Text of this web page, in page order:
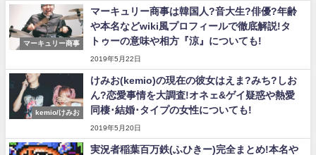
マーキュリー商事
マーキュリー商事は韓国人?音大生?俳優?年齢
や本名などwiki風プロフィールで徹底解説!タ
トゥーの意味や相方『涼』についても!
2019年5月22日
kemio/けみお
けみお(kemio)の現在の彼女はえま?みち?しお
ん?恋愛事情を大調査!オネェ&ゲイ疑惑や熱愛
同棲･結婚･タイプの女性についても!
2019年5月20日
実況者稲葉百万鉄(ふひきー)完全まとめ!本名や